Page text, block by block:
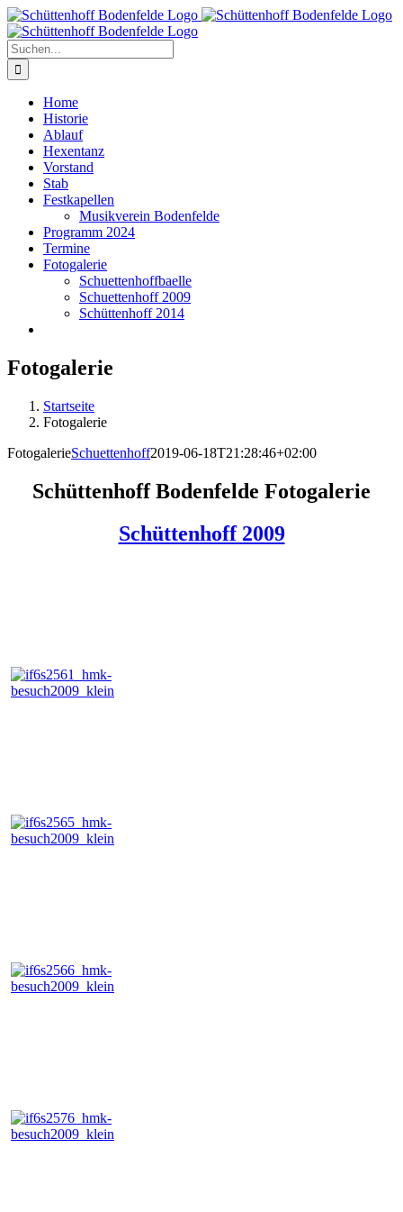
Zum
Inhalt
springen
Suche
nach:
Home
Historie
Ablauf
Hexentanz
Vorstand
Stab
Festkapellen
Musikverein Bodenfelde
Programm 2024
Termine
Fotogalerie
Schuettenhoffbaelle
Schuettenhoff 2009
Schüttenhoff 2014
Fotogalerie
Startseite
Fotogalerie
FotogalerieSchuettenhoff2019-06-18T21:28:46+02:00
Schüttenhoff Bodenfelde Fotogalerie
Schüttenhoff 2009